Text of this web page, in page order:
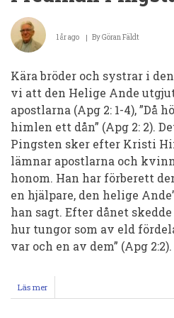
juni
jag
Andens
1 år ago ByGöran Fäldt
Kära bröder och systrar i
vi att den Helige Ande
apostlarna (Apg 2: 1-4), ”Då
himlen ett dån” (Apg 2: 2).
Pingsten sker efter Kristi
lämnar apostlarna och
honom. Han har förberett
en hjälpare, den helige
han sagt. Efter dånet skedde
hur tungor som av eld
var och en av dem” (Apg 2:2).
Läs mer
Predikan